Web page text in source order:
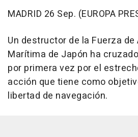
MADRID 26 Sep. (EUROPA
Un destructor de la Fuerza
Marítima de Japón ha
por primera vez por el
acción que tiene como
libertad de navegación.